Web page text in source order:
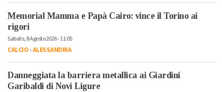
Memorial Mamma e Papà Cairo: vince il Torino ai
rigori
Sabato, 8 Agosto 2026 - 11:05
CALCIO-ALESSANDRIA
Danneggiata la barriera metallica ai Giardini
Garibaldi di Novi Ligure